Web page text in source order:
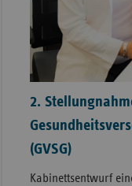
2.
(GVSG)
Kabinettsentwurf